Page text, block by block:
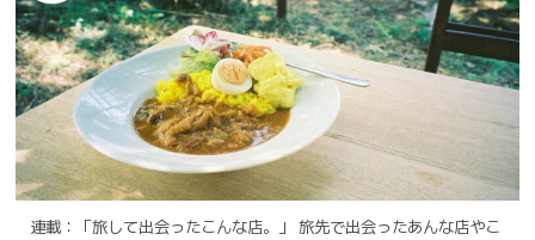
連載：「旅して出会ったこんな店。」 旅先で出会ったあんな店やこ